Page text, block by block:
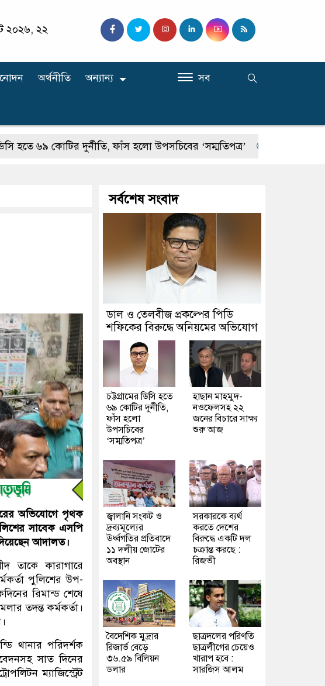
২০২৬, ২২
অর্থনীতি অন্যান্য সব
কোটির দুর্নীতি, ফাঁস হলো উপসচিবের ‘সম্মতিপত্র’ হাছান মাহমুদ-
অভিযোগে পৃথক
সাবেক এসপি
আদালত।
তাকে কারাগারে
পুলিশের উপ-
রিমান্ড শেষে
তদন্ত কর্মকর্তা।
থানার পরিদর্শক
সাত দিনের
ম্যাজিস্ট্রেট
সর্বশেষ সংবাদ
ডাল ও তেলবীজ প্রকল্পের পিডি
শফিকের বিরুদ্ধে অনিয়মের অভিযোগ
চট্টগ্রামের ডিসি হতে
৬৯ কোটির দুর্নীতি,
ফাঁস হলো
উপসচিবের
‘সম্মতিপত্র’
হাছান মাহমুদ-
নওফেলসহ ২২
জনের বিচারে সাক্ষ্য
শুরু আজ
জ্বালানি সংকট ও
দ্রব্যমূল্যের
ঊর্ধ্বগতির প্রতিবাদে
১১ দলীয় জোটের
অবস্থান
সরকারকে ব্যর্থ
করতে দেশের
বিরুদ্ধে একটি দল
চক্রান্ত করছে :
রিজভী
বৈদেশিক মুদ্রার
রিজার্ভ বেড়ে
৩৬.৫৯ বিলিয়ন
ডলার
ছাত্রদলের পরিণতি
ছাত্রলীগের চেয়েও
খারাপ হবে :
সারজিস আলম